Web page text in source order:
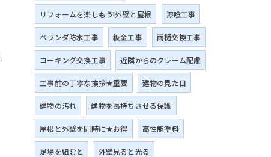
リフォームを楽しもう!外壁と屋根 漆喰工事
ベランダ防水工事 板金工事 雨樋交換工事
コーキング交換工事 近隣からのクレーム配慮
工事前の丁寧な挨拶★重要 建物の見た目
建物の汚れ 建物を長持ちさせる保護
屋根と外壁を同時に★お得 高性能塗料
足場を組むと 外壁見ると光る